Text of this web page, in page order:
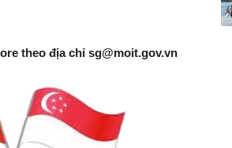
theo địa chỉ sg@moit.gov.vn